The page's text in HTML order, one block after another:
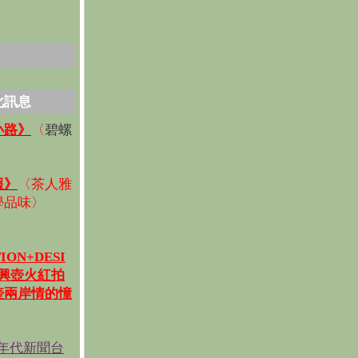
訊息
》 〈碧螺
〈茶人雅
味〉
壺火紅拍
岸情的憧
代新聞台